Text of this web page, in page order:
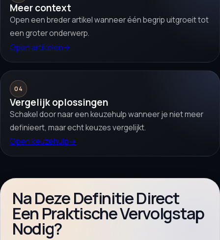
Meer context
Open een breder artikel wanneer één begrip uitgroeit tot
een groter onderwerp.
Open artikelen→
04
Vergelijk oplossingen
Schakel door naar een keuzehulp wanneer je niet meer
definieert, maar echt keuzes vergelijkt.
Open keuzehulp→
Na Deze Definitie Direct
Een Praktische Vervolgstap
Nodig?